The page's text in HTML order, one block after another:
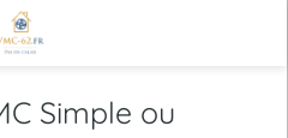
Simple ou